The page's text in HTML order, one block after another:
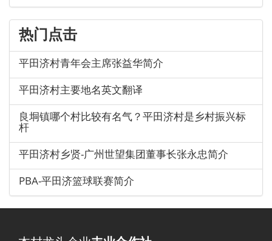
热门点击
平田济村青年会主席张益华简介
平田济村主要地名英文翻译
良垌镇哪个村比较有名气？平田济村是乡村振兴标
杆
平田济村乡贤-广州世望集团董事长张永忠简介
PBA-平田济篮球联赛简介